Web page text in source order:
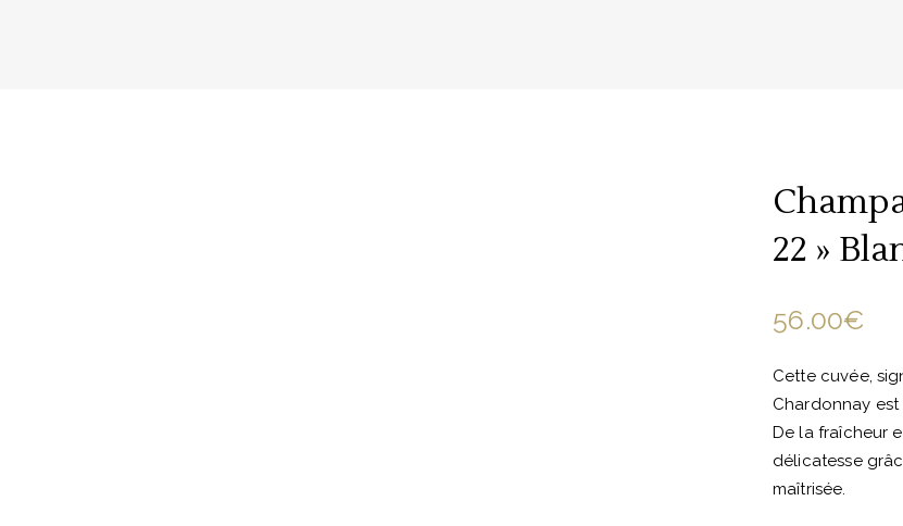
22 »
56.00€
Cette cuvée,
Chardonnay est
De la fraîcheur
délicatesse
maîtrisée.